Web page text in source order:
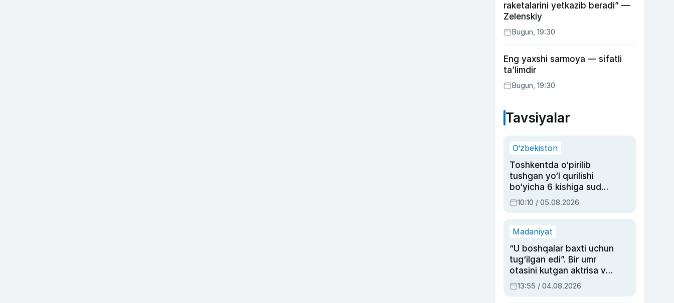
raketalarini yetkazib beradi” —
Zelenskiy
Bugun, 19:30
Eng yaxshi sarmoya — sifatli
ta’limdir
Bugun, 19:30
Tavsiyalar
O‘zbekiston
Toshkentda o‘pirilib
tushgan yo‘l qurilishi
bo‘yicha 6 kishiga sud
hukmi o‘qildi
10:10 / 05.08.2026
Madaniyat
“U boshqalar baxti uchun
tug‘ilgan edi”. Bir umr
otasini kutgan aktrisa va
dublyaj ustasi Rimma
Ahmedovaning
13:55 / 04.08.2026